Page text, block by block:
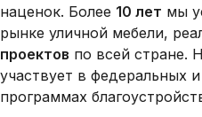
наценок. Более 10 лет мы
рынке уличной мебели,
проектов по всей стране.
участвует в федеральных
программах